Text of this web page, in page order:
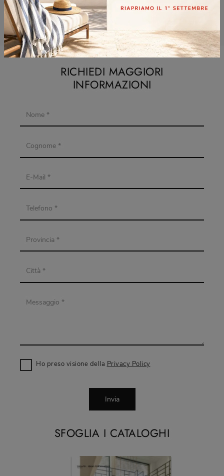
Tavoli Riflessi Sesto San Giovanni
SFOGLIA I CATALOGHI
RICHIEDI MAGGIORI
INFORMAZIONI
Ho preso visione della Privacy Policy
Invia